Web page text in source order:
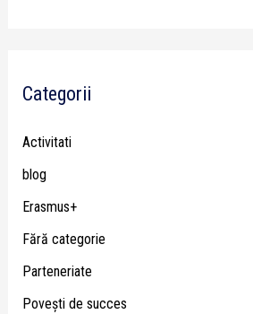
Categorii
Activitati
blog
Erasmus+
Fără categorie
Parteneriate
Poveşti de succes